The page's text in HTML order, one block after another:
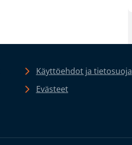
Käyttöehdot ja tietosuoja
Evästeet